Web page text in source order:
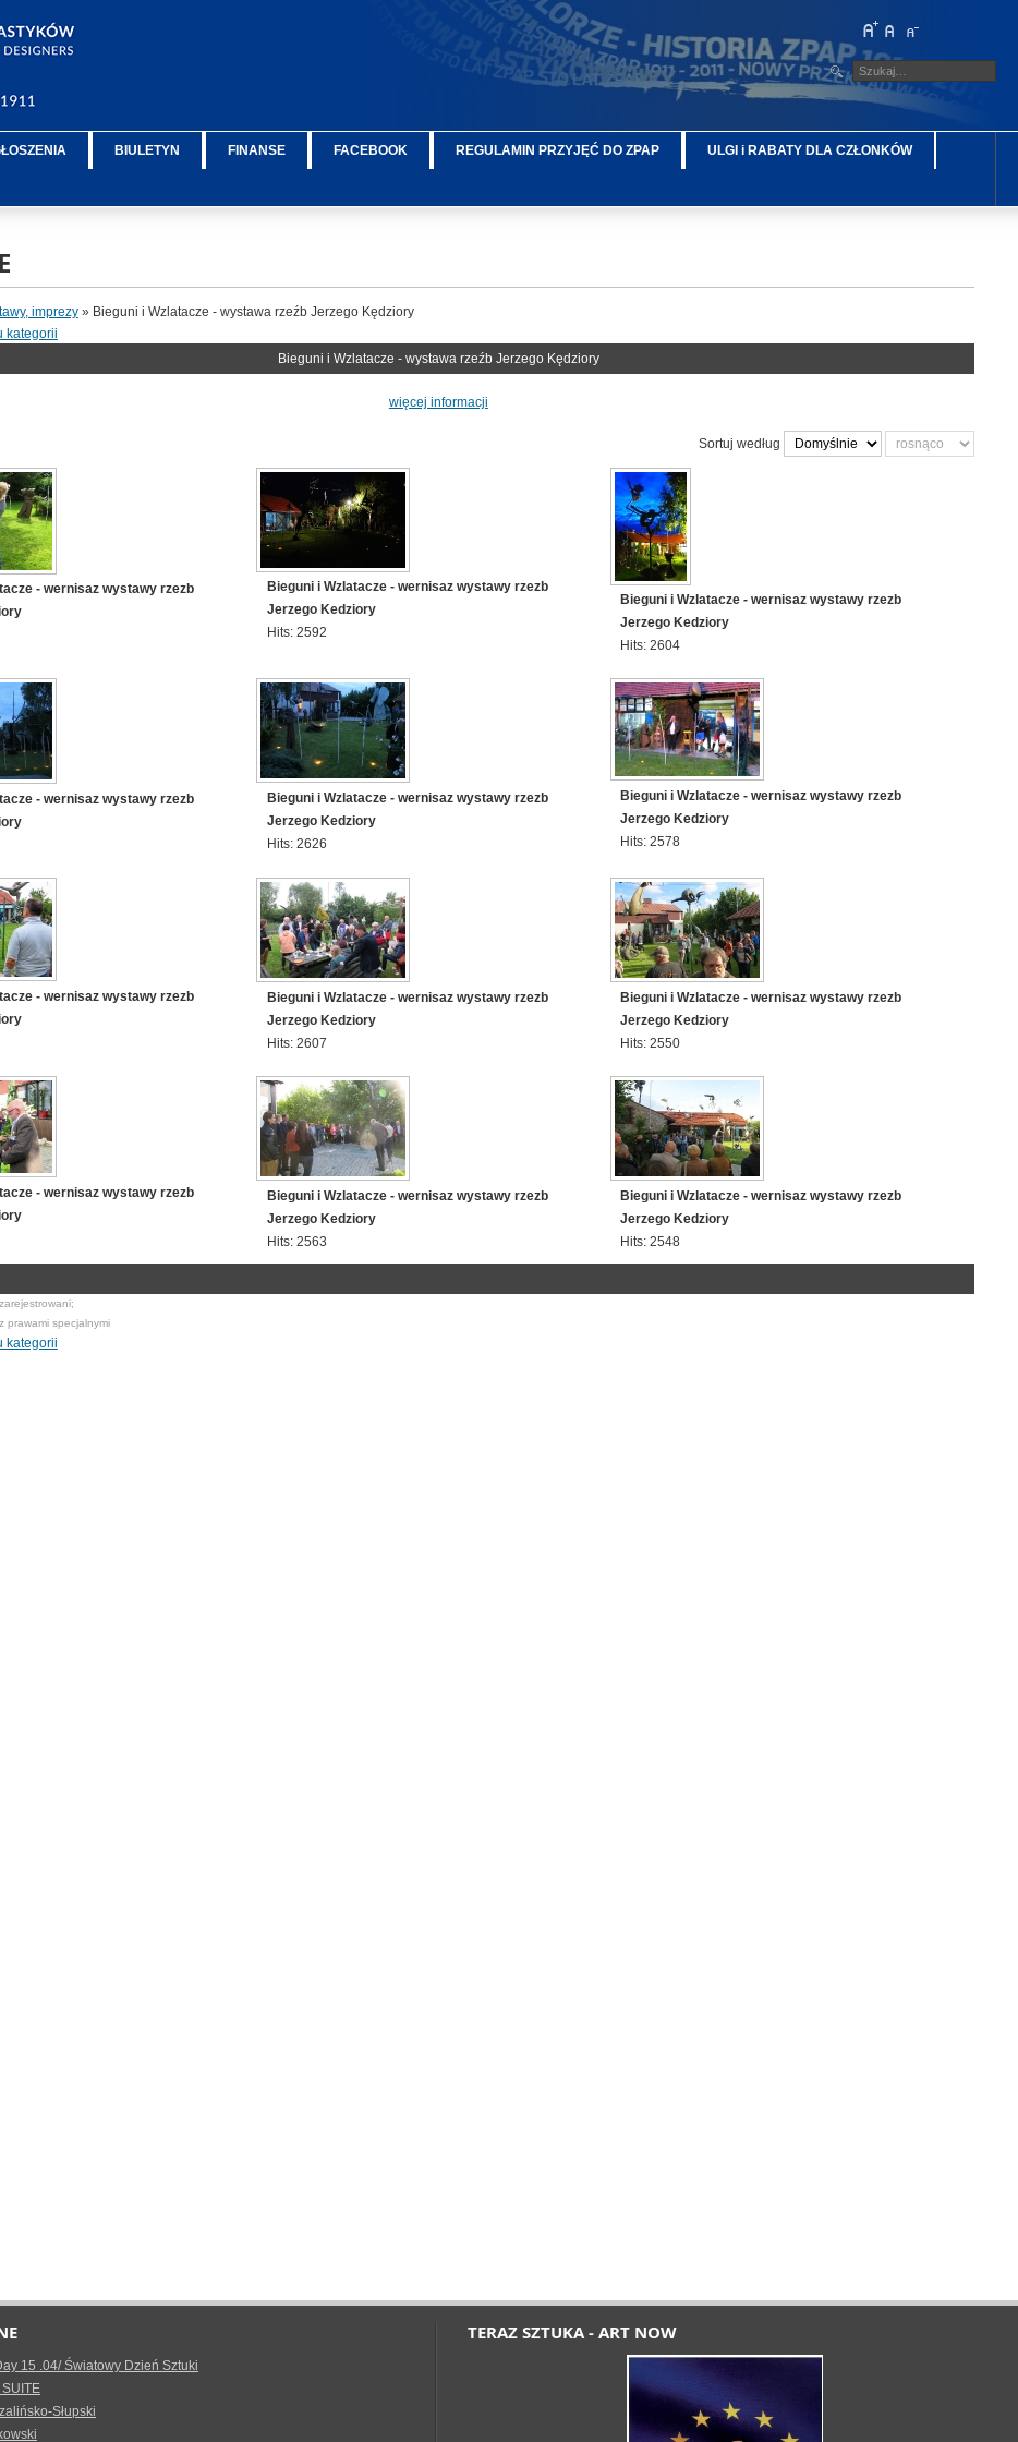
BIULETYN FINANSE FACEBOOK REGULAMIN PRZYJĘĆ DO ZPAP ULGI i RABATY DLA CZŁONKÓW
imprezy» Bieguni i Wzlatacze - wystawa rzeźb Jerzego Kędziory
kategorii
Bieguni i Wzlatacze - wystawa rzeźb Jerzego Kędziory
więcej informacji
Sortuj według
- wernisaz wystawy rzezb
Bieguni i Wzlatacze - wernisaz wystawy rzezb
Jerzego Kedziory
Hits: 2592
Bieguni i Wzlatacze - wernisaz wystawy rzezb
Jerzego Kedziory
Hits: 2604
- wernisaz wystawy rzezb
Bieguni i Wzlatacze - wernisaz wystawy rzezb
Jerzego Kedziory
Hits: 2626
Bieguni i Wzlatacze - wernisaz wystawy rzezb
Jerzego Kedziory
Hits: 2578
- wernisaz wystawy rzezb
Bieguni i Wzlatacze - wernisaz wystawy rzezb
Jerzego Kedziory
Hits: 2607
Bieguni i Wzlatacze - wernisaz wystawy rzezb
Jerzego Kedziory
Hits: 2550
- wernisaz wystawy rzezb
Bieguni i Wzlatacze - wernisaz wystawy rzezb
Jerzego Kedziory
Hits: 2563
Bieguni i Wzlatacze - wernisaz wystawy rzezb
Jerzego Kedziory
Hits: 2548
prawami specjalnymi
kategorii
15 .04/ Światowy Dzień Sztuki
SUITE
Słupski
TERAZ SZTUKA - ART NOW